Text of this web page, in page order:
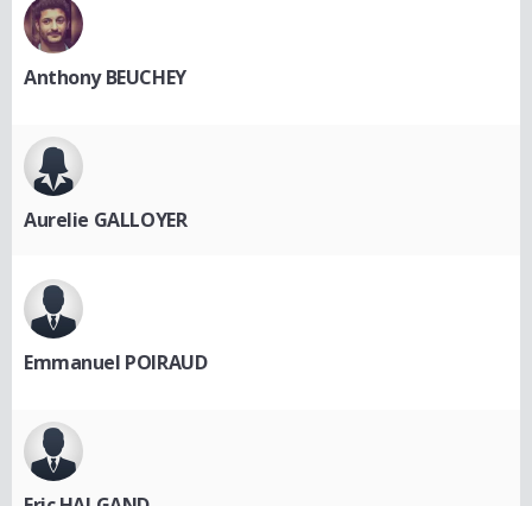
Anthony BEUCHEY
Aurelie GALLOYER
Emmanuel POIRAUD